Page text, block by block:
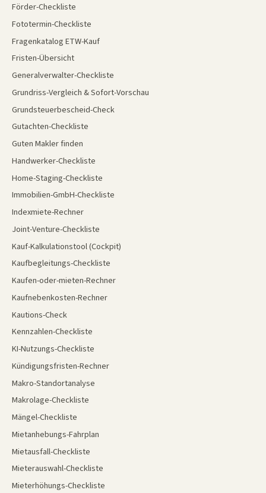
Förder-Checkliste
Fototermin-Checkliste
Fragenkatalog ETW-Kauf
Fristen-Übersicht
Generalverwalter-Checkliste
Grundriss-Vergleich & Sofort-Vorschau
Grundsteuerbescheid-Check
Gutachten-Checkliste
Guten Makler finden
Handwerker-Checkliste
Home-Staging-Checkliste
Immobilien-GmbH-Checkliste
Indexmiete-Rechner
Joint-Venture-Checkliste
Kauf-Kalkulationstool (Cockpit)
Kaufbegleitungs-Checkliste
Kaufen-oder-mieten-Rechner
Kaufnebenkosten-Rechner
Kautions-Check
Kennzahlen-Checkliste
KI-Nutzungs-Checkliste
Kündigungsfristen-Rechner
Makro-Standortanalyse
Makrolage-Checkliste
Mängel-Checkliste
Mietanhebungs-Fahrplan
Mietausfall-Checkliste
Mieterauswahl-Checkliste
Mieterhöhungs-Checkliste